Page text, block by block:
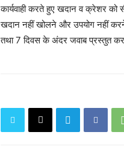
कार्यवाही करते हुए खदान व क्रेशर
खदान नहीं खोलने और उपयोग नहीं
तथा 7 दिवस के अंदर जवाब प्रस्तुत